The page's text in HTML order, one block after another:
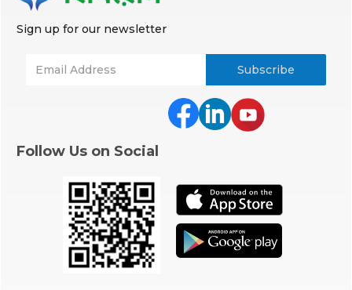
Sign up for our newsletter
Follow Us on Social